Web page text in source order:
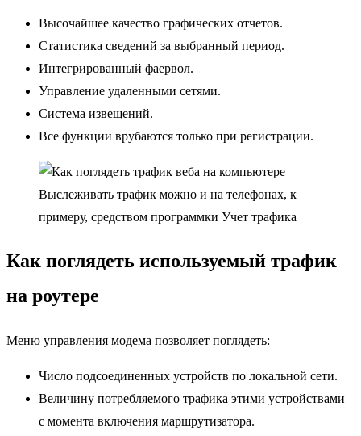
Высочайшее качество графических отчетов.
Статистика сведений за выбранный период.
Интегрированный фаервол.
Управление удаленными сетями.
Система извещений.
Все функции врубаются только при регистрации.
Выслеживать трафик можно и на телефонах, к
примеру, средством программки Учет трафика
Как поглядеть используемый трафик
на роутере
Меню управления модема позволяет поглядеть:
Число подсоединенных устройств по локальной сети.
Величину потребляемого трафика этими устройствами
с момента включения маршрутизатора.